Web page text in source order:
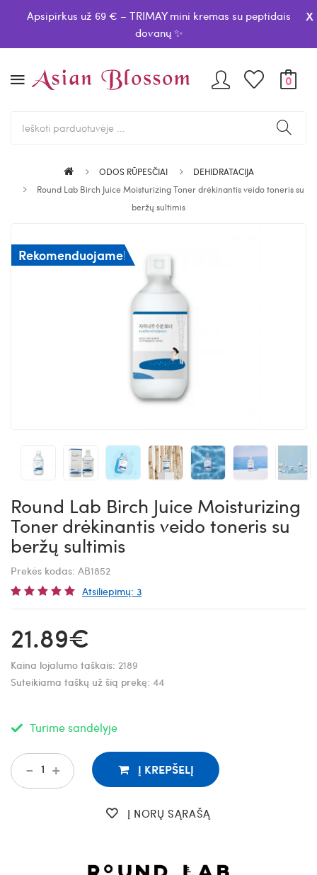
Apsipirkus už 69 € – TRIMAY mini kremas su peptidais
dovanų ✨
x
0
ODOS RŪPESČIAI
DEHIDRATACIJA
Round Lab Birch Juice Moisturizing Toner drėkinantis veido toneris su
beržų sultimis
Rekomenduojame!
Round Lab Birch Juice Moisturizing
Toner drėkinantis veido toneris su
beržų sultimis
Prekės kodas: AB1852
Atsiliepimų: 3
21.89€
Kaina lojalumo taškais: 2189
Suteikiama taškų už šią prekę: 44
Turime sandėlyje
+
- Į KREPŠELĮ
Į NORŲ SĄRAŠĄ